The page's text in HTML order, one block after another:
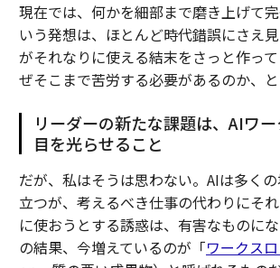
現在では、何かを細部まで磨き上げて
いう発想は、ほとんど時代錯誤にさえ
がそれなりに使える結末をさっと作っ
ぜそこまで苦労する必要があるのか、と
リーダーの新たな課題は、AIワ
目を光らせること
だが、私はそうは思わない。AIは多く
立つが、考えるべき仕事の代わりにそ
に使おうとする誘惑は、有害なものに
の結果、今増えているのが「ワークス